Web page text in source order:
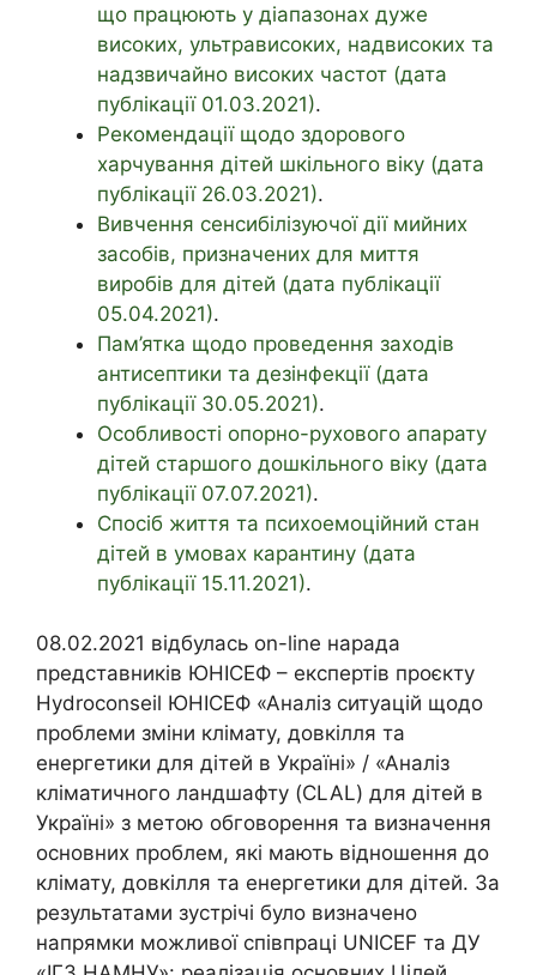
що працюють у діапазонах дуже
високих, ультрависоких, надвисоких та
надзвичайно високих частот (дата
публікації 01.03.2021).
Рекомендації щодо здорового
харчування дітей шкільного віку (дата
публікації 26.03.2021).
Вивчення сенсибілізуючої дії мийних
засобів, призначених для миття
виробів для дітей (дата публікації
05.04.2021).
Пам’ятка щодо проведення заходів
антисептики та дезінфекції (дата
публікації 30.05.2021).
Особливості опорно-рухового апарату
дітей старшого дошкільного віку (дата
публікації 07.07.2021).
Спосіб життя та психоемоційний стан
дітей в умовах карантину (дата
публікації 15.11.2021).
08.02.2021 відбулась on-line нарада
представників ЮНІСЕФ – експертів проєкту
Hydroconseil ЮНІСЕФ «Аналіз ситуацій щодо
проблеми зміни клімату, довкілля та
енергетики для дітей в Україні» / «Аналіз
кліматичного ландшафту (CLAL) для дітей в
Україні» з метою обговорення та визначення
основних проблем, які мають відношення до
клімату, довкілля та енергетики для дітей. За
результатами зустрічі було визначено
напрямки можливої співпраці UNICEF та ДУ